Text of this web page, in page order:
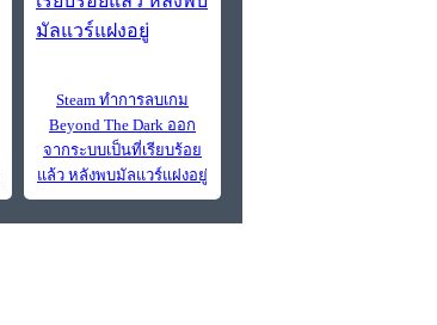
Steam ทำการลบเกม
Beyond The Dark ออก
จากระบบเป็นที่เรียบร้อย
แล้ว หลังพบมัลแวร์แฝงอยู่